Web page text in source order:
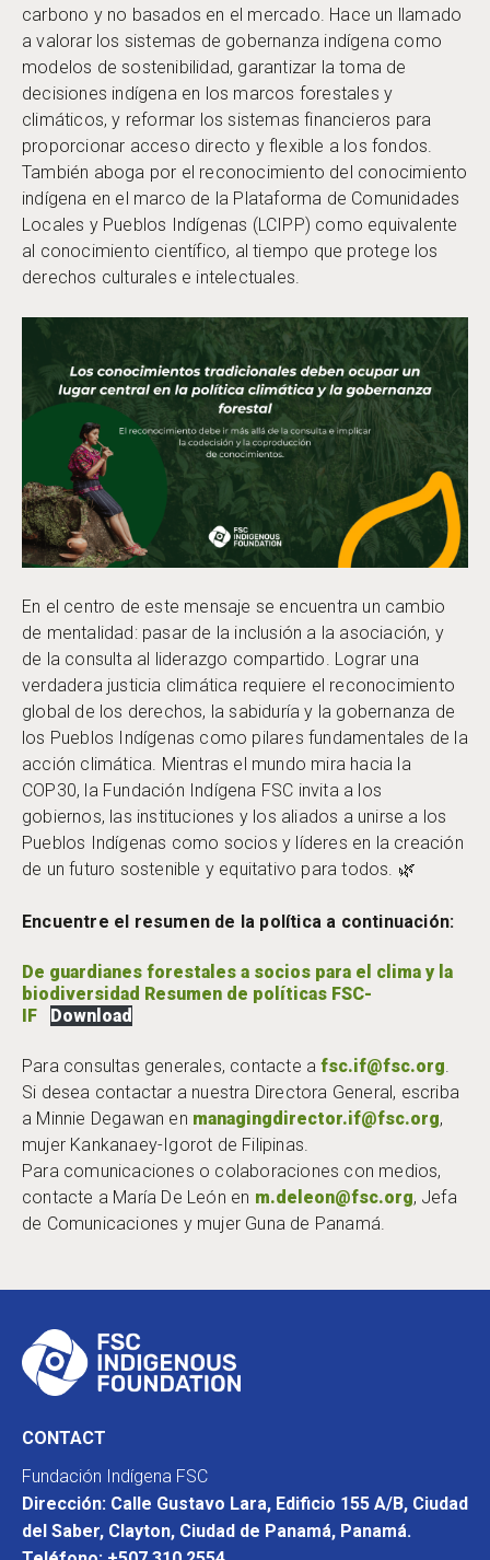
carbono y no basados en el mercado. Hace un llamado
a valorar los sistemas de gobernanza indígena como
modelos de sostenibilidad, garantizar la toma de
decisiones indígena en los marcos forestales y
climáticos, y reformar los sistemas financieros para
proporcionar acceso directo y flexible a los fondos.
También aboga por el reconocimiento del conocimiento
indígena en el marco de la Plataforma de Comunidades
Locales y Pueblos Indígenas (LCIPP) como equivalente
al conocimiento científico, al tiempo que protege los
derechos culturales e intelectuales.
En el centro de este mensaje se encuentra un cambio
de mentalidad: pasar de la inclusión a la asociación, y
de la consulta al liderazgo compartido. Lograr una
verdadera justicia climática requiere el reconocimiento
global de los derechos, la sabiduría y la gobernanza de
los Pueblos Indígenas como pilares fundamentales de la
acción climática. Mientras el mundo mira hacia la
COP30, la Fundación Indígena FSC invita a los
gobiernos, las instituciones y los aliados a unirse a los
Pueblos Indígenas como socios y líderes en la creación
de un futuro sostenible y equitativo para todos. 🌿
Encuentre el resumen de la política a continuación:
De guardianes forestales a socios para el clima y la
biodiversidad Resumen de políticas FSC-
IF
Download
Para consultas generales, contacte afsc.if@fsc.org.
Si desea contactar a nuestra Directora General, escriba
a Minnie Degawan en managingdirector.if@fsc.org,
mujer Kankanaey-Igorot de Filipinas.
Para comunicaciones o colaboraciones con medios,
contacte a María De León en m.deleon@fsc.org, Jefa
de Comunicaciones y mujer Guna de Panamá.
CONTACT
Fundación Indígena FSC
Dirección: Calle Gustavo Lara, Edificio 155 A/B, Ciudad
del Saber, Clayton, Ciudad de Panamá, Panamá.